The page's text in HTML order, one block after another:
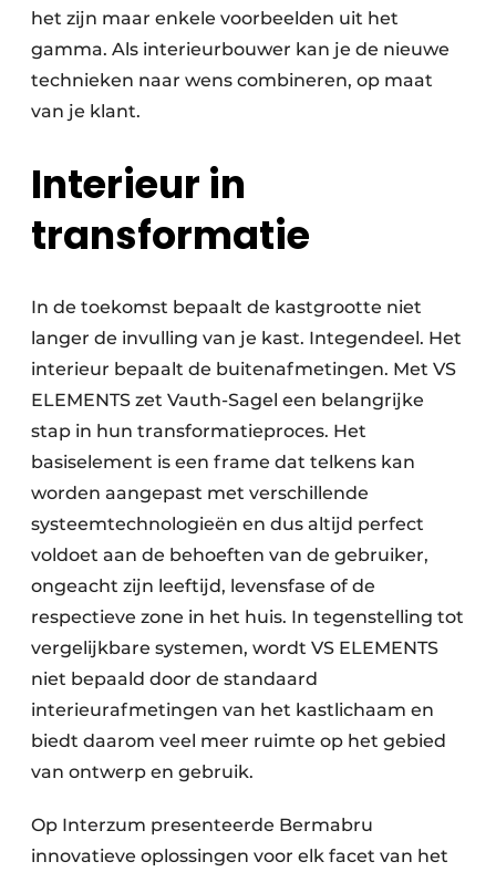
het zijn maar enkele voorbeelden uit het
gamma. Als interieurbouwer kan je de nieuwe
technieken naar wens combineren, op maat
van je klant.
Interieur in
transformatie
In de toekomst bepaalt de kastgrootte niet
langer de invulling van je kast. Integendeel. Het
interieur bepaalt de buitenafmetingen. Met VS
ELEMENTS zet Vauth-Sagel een belangrijke
stap in hun transformatieproces. Het
basiselement is een frame dat telkens kan
worden aangepast met verschillende
systeemtechnologieën en dus altijd perfect
voldoet aan de behoeften van de gebruiker,
ongeacht zijn leeftijd, levensfase of de
respectieve zone in het huis. In tegenstelling tot
vergelijkbare systemen, wordt VS ELEMENTS
niet bepaald door de standaard
interieurafmetingen van het kastlichaam en
biedt daarom veel meer ruimte op het gebied
van ontwerp en gebruik.
Op Interzum presenteerde Bermabru
innovatieve oplossingen voor elk facet van het